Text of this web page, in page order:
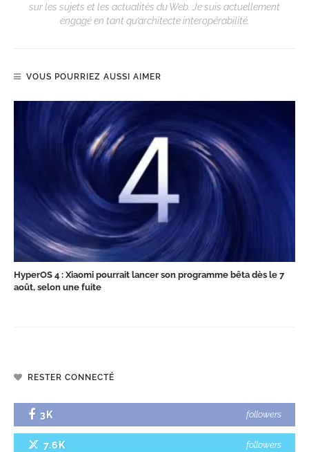
sur les sujets et les actualités du Web. Je suis actuellement
engagé en tant qu’architecte interopérabilité.
VOUS POURRIEZ AUSSI AIMER
HyperOS 4 : Xiaomi pourrait lancer son programme bêta dès le 7
août, selon une fuite
RESTER CONNECTÉ
3K followers
7.6K followers